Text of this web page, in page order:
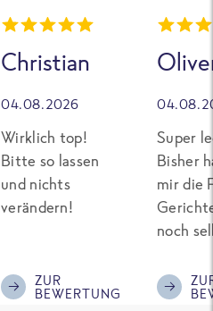
Christian
04.08.2026
Wirklich top!
Bitte so lassen
und nichts
verändern!
ZUR
BEWERTUNG
Super
Bisher
mir die
noch
Eiweiß.
was